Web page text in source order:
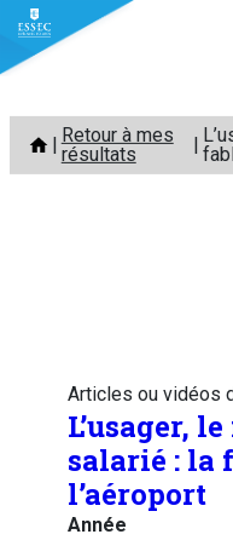
Aller
contenu
Retour à mes
résultats
Articles ou vidéos
L’usager,
salarié : la
l’aéroport
Année